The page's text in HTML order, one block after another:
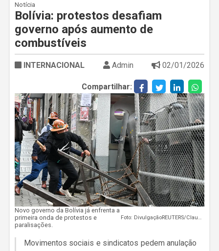
Notícia
Bolívia: protestos desafiam
governo após aumento de
combustíveis
INTERNACIONAL Admin 02/01/2026
Compartilhar:
Novo governo da Bolívia já enfrenta a
primeira onda de protestos e
paralisações.
Foto: DivulgaçãoREUTERS/Claudia Morales/arquivo/Proibida reprodução
Movimentos sociais e sindicatos pedem anulação